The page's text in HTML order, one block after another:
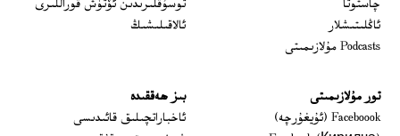
چاستوتا
ئاڭلىتىشلار
Podcasts مۇلازىمىتى
توسۇقلىرىدىن ئۆتۈش قوراللىرى
ئالاقىلىشىڭ
تور مۇلازىمىتى
Faceboook (ئۇيغۇرچە)
Opens in new window
بىز ھەققىدە
ئاخباراتچىلىق قائىدىسى